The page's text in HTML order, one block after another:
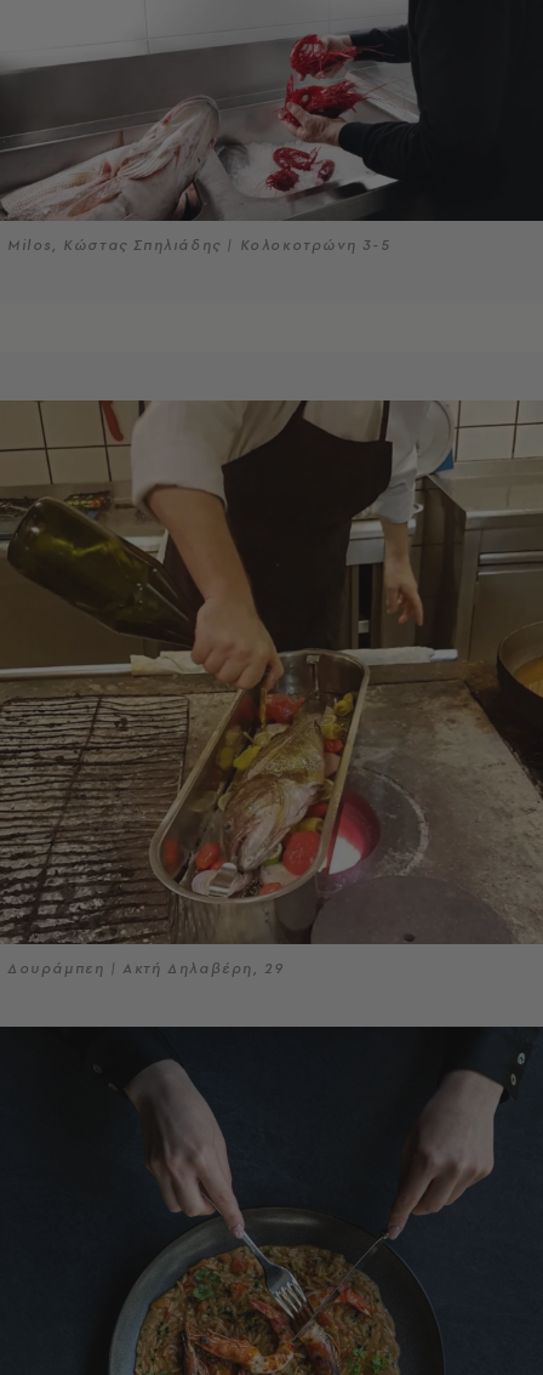
Milos, Κώστας Σπηλιάδης | Κολοκοτρώνη 3-5
Δουράμπεη | Ακτή Δηλαβέρη, 29